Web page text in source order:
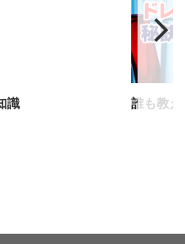
識 誰も教え